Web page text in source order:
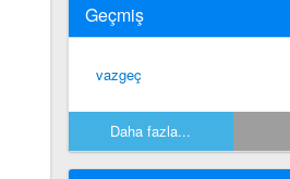
Geçmiş
vazgeç
Daha fazla...